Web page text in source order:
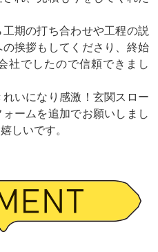
期の打ち合わせや工程の説
挨拶もしてくださり、終始
社でしたので信頼できまし
いになり感激！玄関スロー
ームを追加でお願いしまし
しいです。